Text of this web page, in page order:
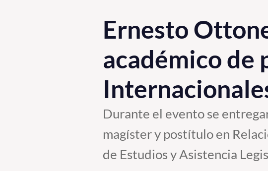
Ernesto
académico de
Durante el evento se
magíster y postítulo en
de Estudios y Asistencia